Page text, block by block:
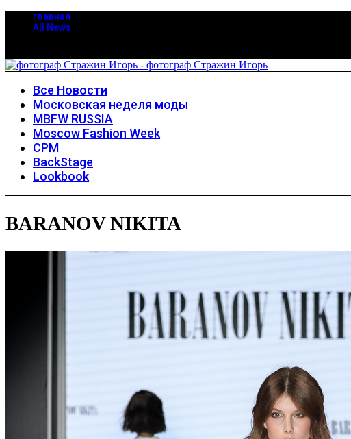
главная
All News
Все Новости
Московская неделя моды
MBFW RUSSIA
Moscow Fashion Week
CPM
BackStage
Lookbook
BARANOV NIKITA